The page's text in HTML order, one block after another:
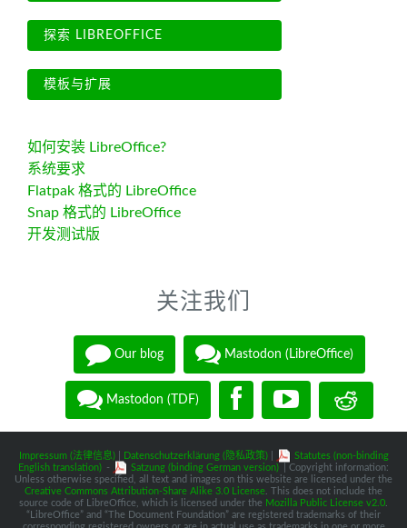
探索 LIBREOFFICE
模板与扩展
如何安装 LibreOffice?
系统要求
Flatpak 格式的 LibreOffice
Snap 格式的 LibreOffice
开发测试版
关注我们
Our blog Mastodon (LibreOffice)
Mastodon (TDF)
Impressum (法律信息)| Datenschutzerklärung (隐私政策)|
Statutes (non-binding
English translation) - Satzung (binding German version)
| Copyright information:
Unless otherwise specified, all text and images on this website are licensed under the
Creative Commons Attribution-Share Alike 3.0 License . This does not include the
source code of LibreOffice, which is licensed under the Mozilla Public License v2.0
“LibreOffice” and “The Document Foundation” are registered trademarks of their